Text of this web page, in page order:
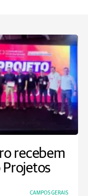
recebem
CAMPOS GERAIS